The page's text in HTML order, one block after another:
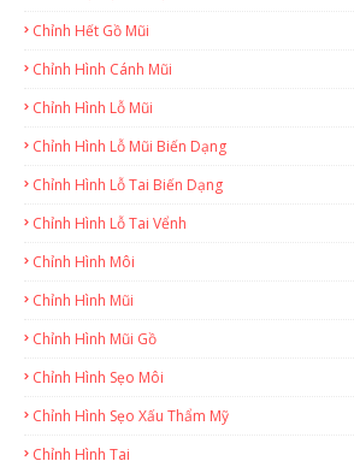
Chỉnh Hết Gồ Mũi
Chỉnh Hình Cánh Mũi
Chỉnh Hình Lỗ Mũi
Chỉnh Hình Lỗ Mũi Biến Dạng
Chỉnh Hình Lỗ Tai Biến Dạng
Chỉnh Hình Lỗ Tai Vểnh
Chỉnh Hình Môi
Chỉnh Hình Mũi
Chỉnh Hình Mũi Gồ
Chỉnh Hình Sẹo Môi
Chỉnh Hình Sẹo Xấu Thẩm Mỹ
Chỉnh Hình Tai